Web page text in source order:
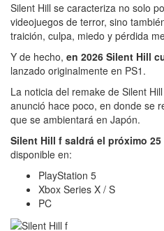
Silent Hill se caracteriza no solo
videojuegos de terror, sino
traición, culpa, miedo y pérdida
Y de hecho, en 2026 Silent Hill
lanzado originalmente en PS1.
La noticia del remake de Silent
anunció hace poco, en donde se
que se ambientará en Japón.
Silent Hill f saldrá el próximo
disponible en:
PlayStation 5
Xbox Series X / S
PC